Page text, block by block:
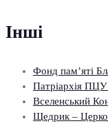
Інші
Фонд пам’яті
Патріархія
Вселенський
Щедрик –